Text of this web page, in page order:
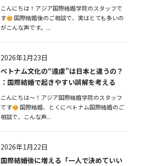
こんにちは！アジア国際結婚学院のスタッフで
す
国際結婚後のご相談で、実はとても多いの
がこんな声です。...
2026年1月23日
ベトナム文化の“遠慮”は日本と違うの？
：国際結婚で起きやすい誤解を考える
こんにちは～！アジア国際結婚学院のスタッフ
です
国際結婚、とくにベトナム国際結婚のご
相談で、こんな声...
2026年1月22日
国際結婚後に増える「一人で決めていい